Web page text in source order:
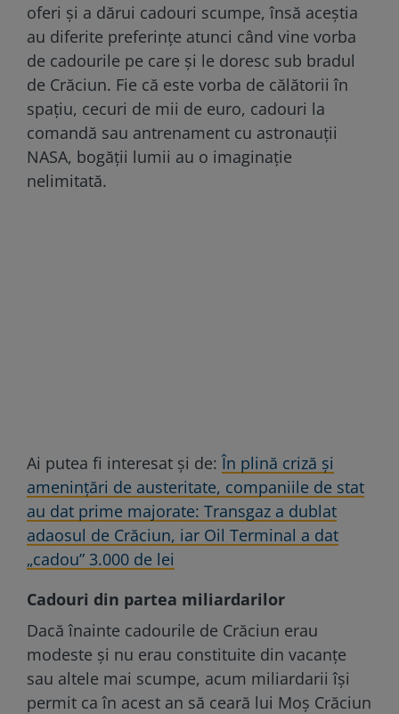
oferi și a dărui cadouri scumpe, însă aceștia
au diferite preferințe atunci când vine vorba
de cadourile pe care și le doresc sub bradul
de Crăciun. Fie că este vorba de călătorii în
spațiu, cecuri de mii de euro, cadouri la
comandă sau antrenament cu astronauții
NASA, bogății lumii au o imaginație
nelimitată.
Ai putea fi interesat și de:În plină criză și
amenințări de austeritate, companiile de stat
au dat prime majorate: Transgaz a dublat
adaosul de Crăciun, iar Oil Terminal a dat
„cadou” 3.000 de lei
Cadouri din partea miliardarilor
Dacă înainte cadourile de Crăciun erau
modeste și nu erau constituite din vacanțe
sau altele mai scumpe, acum miliardarii își
permit ca în acest an să ceară lui Moș Crăciun